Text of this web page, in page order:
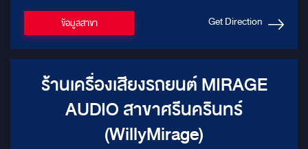
ข้อมูลสาขา Get Direction
ร้านเครื่องเสียงรถยนต์ MIRAGE
AUDIO สาขาศรีนครินทร์
(WillyMirage)